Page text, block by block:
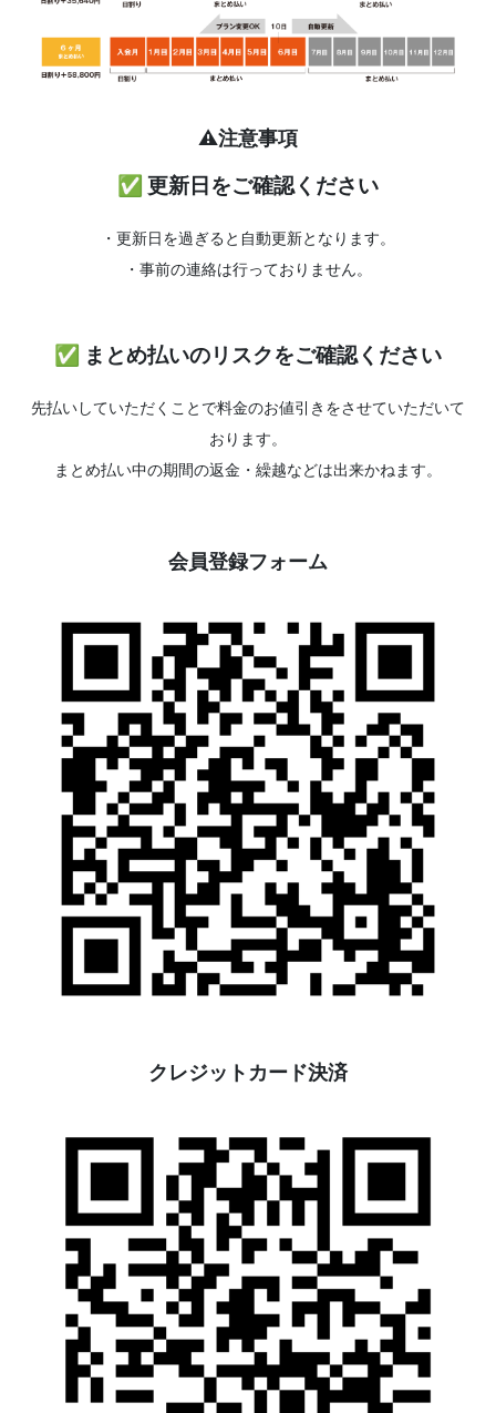
⚠️注意事項
✅ 更新日をご確認ください
・更新日を過ぎると自動更新となります。
・事前の連絡は行っておりません。
✅ まとめ払いのリスクをご確認ください
先払いしていただくことで料金のお値引きをさせていただいて
おります。
まとめ払い中の期間の返金・繰越などは出来かねます。
会員登録フォーム
クレジットカード決済